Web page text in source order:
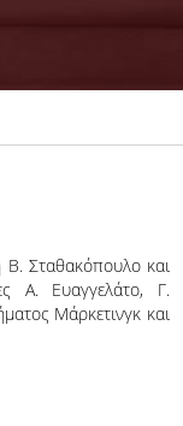
Β. Σταθακόπουλο και
Α. Ευαγγελάτο, Γ.
Μάρκετινγκ και